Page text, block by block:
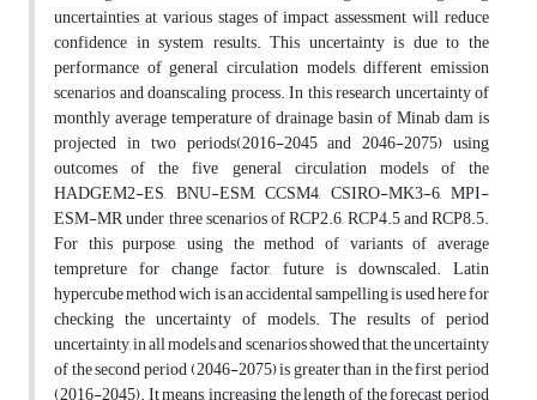
uncertainties at various stages of impact assessment will reduce
confidence in system results. This uncertainty is due to the
performance of general circulation models, different emission
scenarios and doanscaling process. In this research uncertainty of
monthly average temperature of drainage basin of Minab dam is
projected in two periods(2016-2045 and 2046-2075) using
outcomes of the five general circulation models of the
HADGEM2-ES, BNU-ESM, CCSM4, CSIRO-MK3-6, MPI-
ESM-MR under three scenarios of RCP2.6, RCP4.5 and RCP8.5.
For this purpose, using the method of variants of average
tempreture for change factor, future is downscaled. Latin
hypercube method wich is an accidental sampelling is used here for
checking the uncertainty of models. The results of period
uncertainty, in all models and scenarios showed that, the uncertainty
of the second period (2046-2075) is greater than in the first period